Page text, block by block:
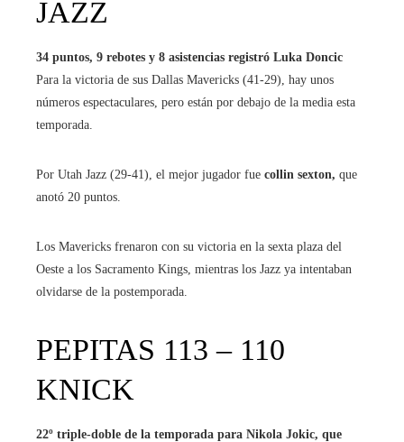
JAZZ
34 puntos, 9 rebotes y 8 asistencias registró Luka Doncic
Para la victoria de sus Dallas Mavericks (41-29), hay unos
números espectaculares, pero están por debajo de la media esta
temporada.
Por Utah Jazz (29-41), el mejor jugador fue collin sexton, que
anotó 20 puntos.
Los Mavericks frenaron con su victoria en la sexta plaza del
Oeste a los Sacramento Kings, mientras los Jazz ya intentaban
olvidarse de la postemporada.
PEPITAS 113 – 110
KNICK
22º triple-doble de la temporada para Nikola Jokic, que